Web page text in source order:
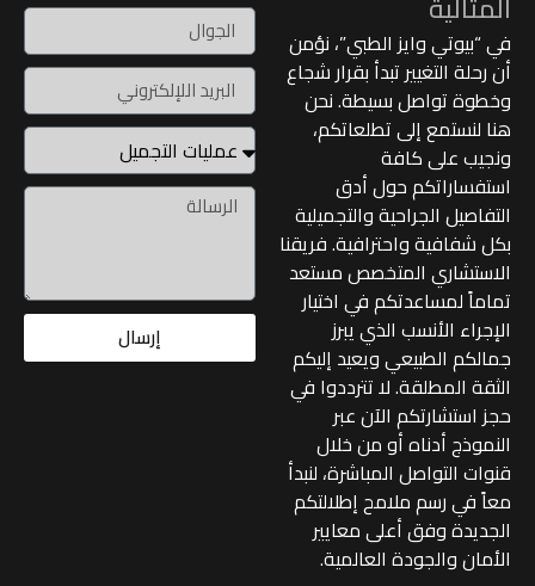
في “بيوتي وايز الطبي”، نؤمن
أن رحلة التغيير تبدأ بقرار شجاع
وخطوة تواصل بسيطة. نحن
هنا لنستمع إلى تطلعاتكم،
ونجيب على كافة
استفساراتكم حول أدق
التفاصيل الجراحية والتجميلية
بكل شفافية واحترافية. فريقنا
الاستشاري المتخصص مستعد
تماماً لمساعدتكم في اختيار
الإجراء الأنسب الذي يبرز
جمالكم الطبيعي ويعيد إليكم
الثقة المطلقة. لا تترددوا في
حجز استشارتكم الآن عبر
النموذج أدناه أو من خلال
قنوات التواصل المباشرة، لنبدأ
معاً في رسم ملامح إطلالتكم
الجديدة وفق أعلى معايير
الأمان والجودة العالمية.
إرسال